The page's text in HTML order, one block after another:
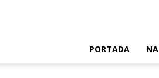
PORTADA